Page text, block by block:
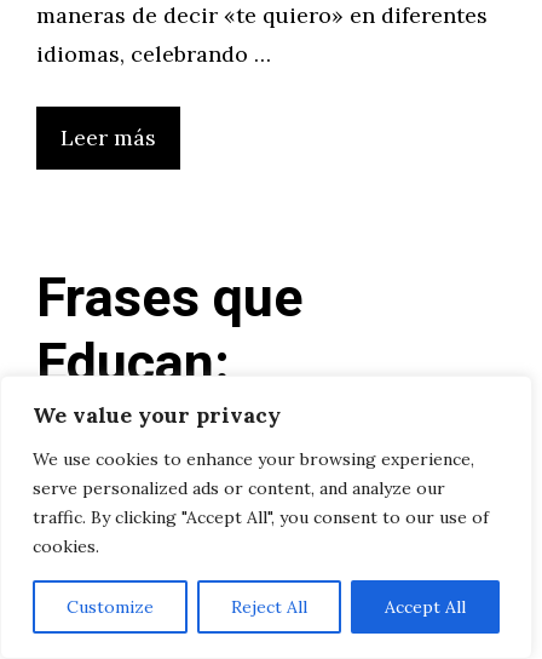
We value your privacy
We use cookies to enhance your browsing experience,
serve personalized ads or content, and analyze our
traffic. By clicking "Accept All", you consent to our use of
cookies.
Customize Reject All Accept All
maneras de decir «te quiero» en diferentes
idiomas, celebrando …
Leer más
Frases que
Educan:
Enseñando
Responsabilidad a
través de las
Palabras